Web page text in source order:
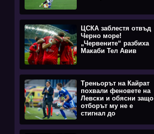
ЦСКА заблестя отвъд
Черно море!
„Червените“ разбиха
Макаби Тел Авив
Треньорът на Кайрат
похвали феновете на
Левски и обясни защо
отборът му не е
стигнал до